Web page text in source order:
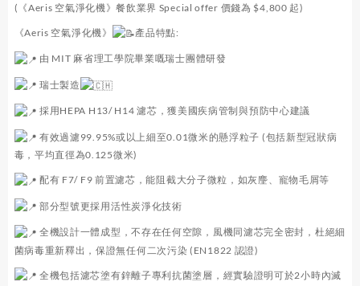
(《Aeris 空氣淨化機》餐飲業界 Special offer 價錢為 $4,800 起)
《Aeris 空氣淨化機》 產品特點:
由 MIT 麻省理工學院畢業嘅瑞士團體研發
瑞士製造
採用HEPA H13/ H14 濾芯，獲美國疾病管制與預防中心建議
有效過濾99.95%或以上細至0.01微米的懸浮粒子 (包括新型冠狀病
毒，平均直徑為0.125微米)
配有 F7/ F9 前置濾芯，能阻截大分子微粒，如灰麈、寵物毛屑等
部分型號更採用活性炭淨化技術
全機設計一體成型，不存在任何空隙，風機同濾芯完全密封，杜絕細
菌病毒重新釋出，保證無任何二次污染 (EN1822 認證)
全機包括濾芯塗有鋅離子專利抗菌塗層，經實驗證明可於2小時內滅